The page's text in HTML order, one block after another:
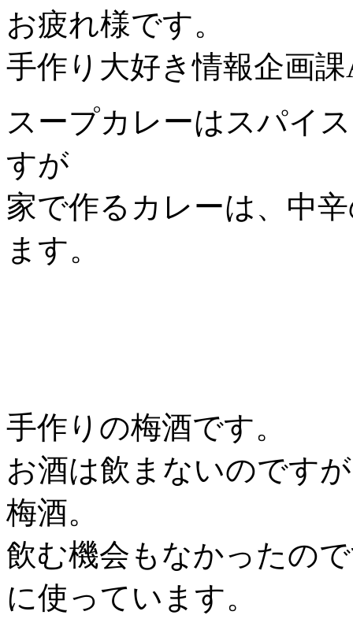
お疲れ様です。
手作り大好き情報企画
スープカレーはスパイ
すが
家で作るカレーは、中
ます。
手作りの梅酒です。
お酒は飲まないのです
梅酒。
飲む機会もなかったの
に使っています。